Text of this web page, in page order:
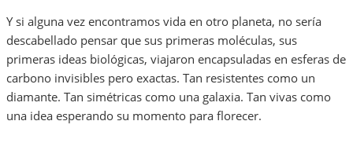
Y si alguna vez encontramos vida en otro planeta, no sería
descabellado pensar que sus primeras moléculas, sus
primeras ideas biológicas, viajaron encapsuladas en esferas de
carbono invisibles pero exactas. Tan resistentes como un
diamante. Tan simétricas como una galaxia. Tan vivas como
una idea esperando su momento para florecer.